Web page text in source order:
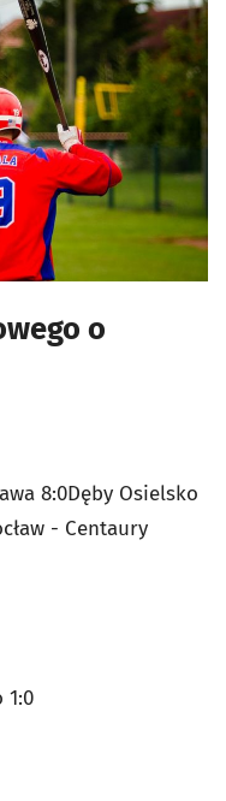
o
8:0Dęby Osielsko
- Centaury
1:0